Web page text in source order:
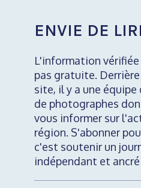
ENVIE DE
L'information
pas gratuite.
site, il y a une
de photographes
vous informer sur
région. S'abonner
c'est soutenir un
indépendant et